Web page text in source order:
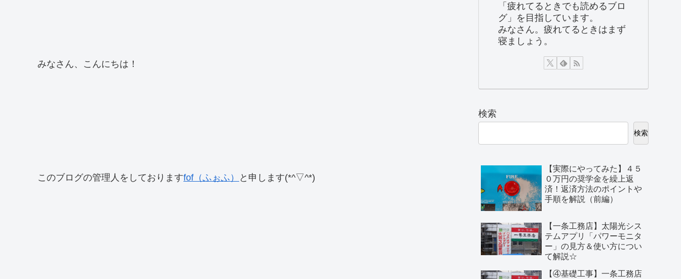
みなさん、こんにちは！
このブログの管理人をしておりますfof（ふぉふ） と申します(*^▽^*)
「疲れてるときでも読めるブロ
グ」を目指しています。
みなさん。疲れてるときはまず
寝ましょう。
検索
検索
【実際にやってみた】４５
０万円の奨学金を繰上返
済！返済方法のポイントや
手順を解説（前編）
【一条工務店】太陽光シス
テムアプリ「パワーモニタ
ー」の見方＆使い方につい
て解説☆
【④基礎工事】一条工務店